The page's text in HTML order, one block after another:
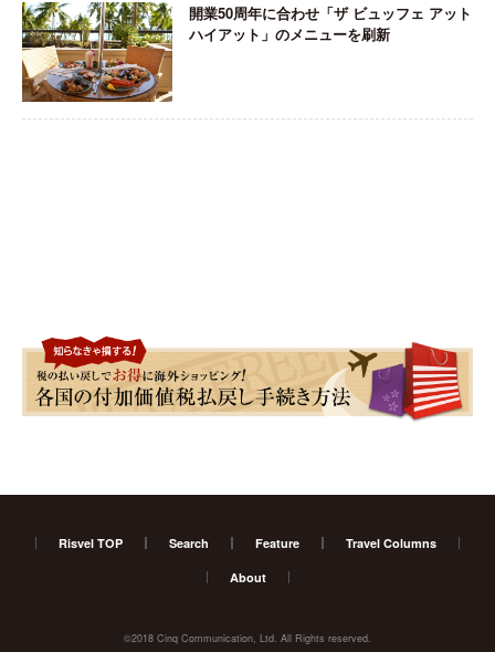
開業50周年に合わせ「ザ ビュッフェ アット
ハイアット」のメニューを刷新
Risvel TOP Search Feature Travel Columns
About
©2018 Cinq Communication, Ltd. All Rights reserved.